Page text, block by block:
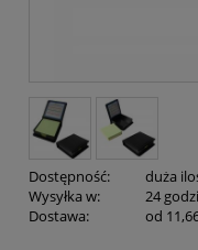
Dostępność:
duża
Wysyłka w:
24
Dostawa:
od
Cena nie zawiera